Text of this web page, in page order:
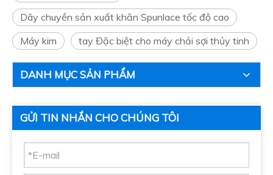
Dây chuyền sản xuất khăn Spunlace tốc độ cao
Máy kim
tay Đặc biệt cho máy chải sợi thủy tinh
DANH MỤC SẢN PHẨM
GỬI TIN NHẮN CHO CHÚNG TÔI